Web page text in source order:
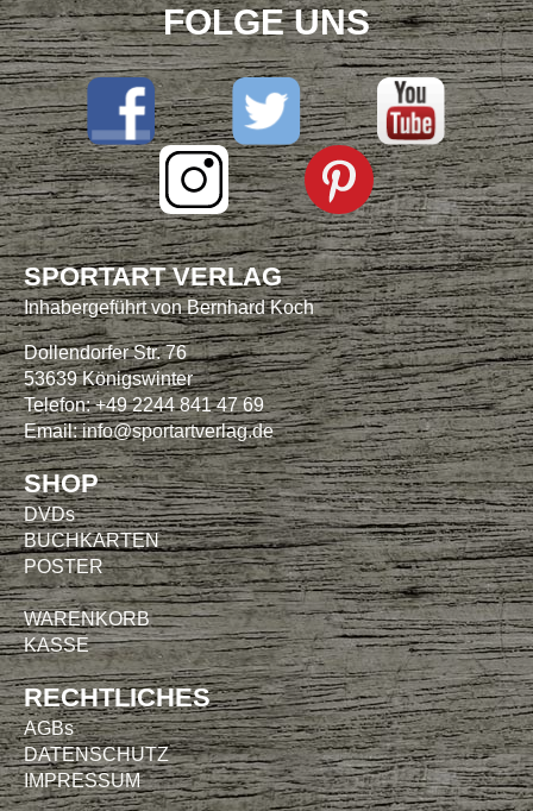
FOLGE UNS
SPORTART VERLAG
Inhabergeführt von Bernhard Koch
Dollendorfer Str. 76
53639 Königswinter
Telefon: +49 2244 841 47 69
Email:info@sportartverlag.de
SHOP
DVDs
BUCHKARTEN
POSTER
WARENKORB
KASSE
RECHTLICHES
AGBs
DATENSCHUTZ
IMPRESSUM